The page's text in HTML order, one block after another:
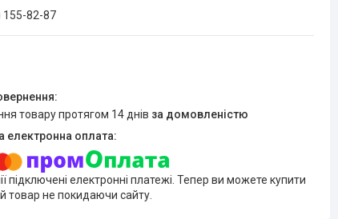
155-82-87
товару протягом 14 днів за домовленістю
підключені електронні платежі. Тепер ви можете купити
товар не покидаючи сайту.